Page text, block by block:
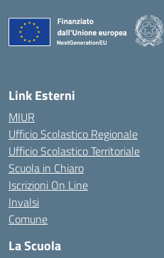
Link Esterni
MIUR
Ufficio Scolastico Regionale
Ufficio Scolastico Territoriale
Scuola in Chiaro
Iscrizioni On Line
Invalsi
Comune
La Scuola